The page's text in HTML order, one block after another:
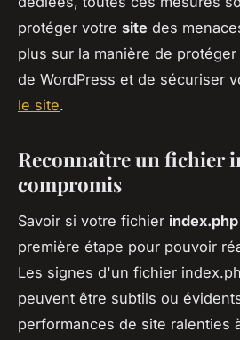
protéger votre site des
plus sur la manière de
de WordPress et de sécuriser
le site.
Reconnaître un fichier
compromis
Savoir si votre fichier index.php
première étape pour pouvoir
Les signes d'un fichier
peuvent être subtils ou
performances de site ralenties